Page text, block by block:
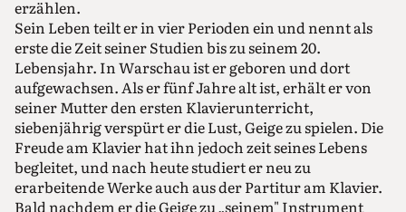
erzählen.
Sein Leben teilt er in vier Perioden ein und nennt als
erste die Zeit seiner Studien bis zu seinem 20.
Lebensjahr. In Warschau ist er geboren und dort
aufgewachsen. Als er fünf Jahre alt ist, erhält er von
seiner Mutter den ersten Klavierunterricht,
siebenjährig verspürt er die Lust, Geige zu spielen. Die
Freude am Klavier hat ihn jedoch zeit seines Lebens
begleitet, und nach heute studiert er neu zu
erarbeitende Werke auch aus der Partitur am Klavier.
Bald nachdem er die Geige zu „seinem" Instrument